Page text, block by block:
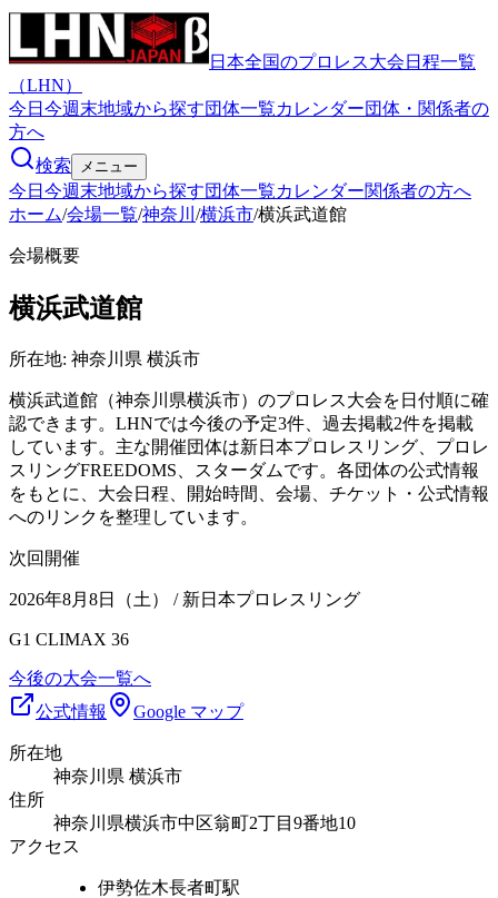
日本全国のプロレス大会日程一覧
（LHN）
今日 今週末地域から探す団体一覧カレンダー団体・関係者の
方へ
検索
メニュー
今日 今週末地域から探す団体一覧カレンダー関係者の方へ
ホーム/会場一覧/神奈川 /横浜市/横浜武道館
会場概要
横浜武道館
所在地: 神奈川県 横浜市
横浜武道館（神奈川県横浜市）のプロレス大会を日付順に確
認できます。LHNでは今後の予定3件、過去掲載2件を掲載
しています。主な開催団体は新日本プロレスリング、プロレ
スリングFREEDOMS、スターダムです。各団体の公式情報
をもとに、大会日程、開始時間、会場、チケット・公式情報
へのリンクを整理しています。
次回開催
2026年8月8日（土） / 新日本プロレスリング
G1 CLIMAX 36
今後の大会一覧へ
公式情報
Google マップ
所在地
神奈川県 横浜市
住所
神奈川県横浜市中区翁町2丁目9番地10
アクセス
伊勢佐木長者町駅